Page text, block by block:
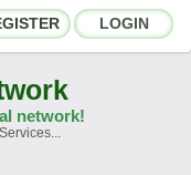
LOGIN
network!